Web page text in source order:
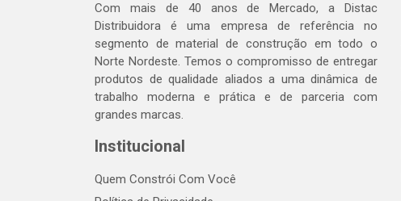
Com mais de 40 anos de Mercado, a Distac
Distribuidora é uma empresa de referência no
segmento de material de construção em todo o
Norte Nordeste. Temos o compromisso de entregar
produtos de qualidade aliados a uma dinâmica de
trabalho moderna e prática e de parceria com
grandes marcas.
Institucional
Quem Constrói Com Você